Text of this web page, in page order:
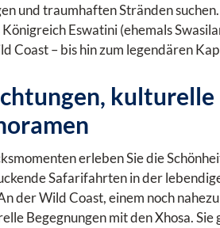
und traumhaften Stränden
Eswatini (ehemals
Coast – bis hin zum legendären
erleben Sie die
Safarifahrten in der
der Wild Coast, einem noch
Begegnungen mit den Xhosa.